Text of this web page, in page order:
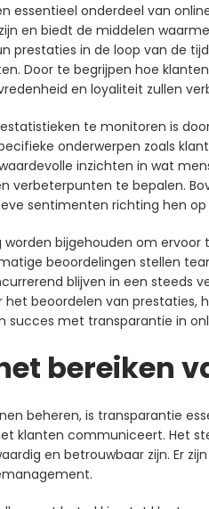
essentieel onderdeel van
en biedt de middelen
prestaties in de loop van de
Door te begrijpen hoe
en loyaliteit zullen
te monitoren is
onderwerpen zoals
inzichten in wat
verbeterpunten te bepalen.
sentimenten richting hen
bijgehouden om ervoor
beoordelingen stellen
blijven in een steeds
beoordelen van prestaties,
succes met transparantie in
bereiken
beheren, is transparantie
klanten communiceert. Het
en betrouwbaar zijn. Er